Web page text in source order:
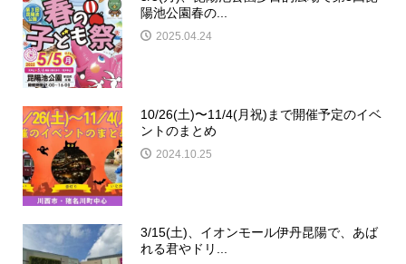
陽池公園春の...
2025.04.24
10/26(土)〜11/4(月祝)まで開催予定のイベ
ントのまとめ
2024.10.25
3/15(土)、イオンモール伊丹昆陽で、あば
れる君やドリ...